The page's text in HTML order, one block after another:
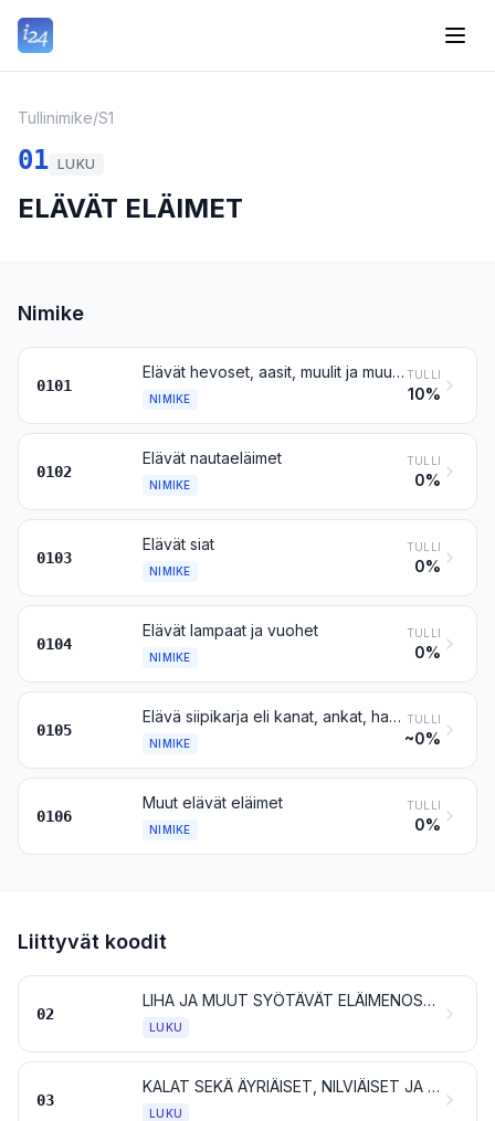
Tullinimike/S1
01 LUKU
ELÄVÄT ELÄIMET
Nimike
0101
Elävät hevoset, aasit, muulit ja muuliaasit
NIMIKE
TULLI
10%
0102
Elävät nautaeläimet
NIMIKE
TULLI
0%
0103
Elävät siat
NIMIKE
TULLI
0%
0104
Elävät lampaat ja vuohet
NIMIKE
TULLI
0%
0105
Elävä siipikarja eli kanat, ankat, hanhet, kalkkunat ja helmikanat
NIMIKE
TULLI
~0%
0106
Muut elävät eläimet
NIMIKE
TULLI
0%
Liittyvät koodit
02
LIHA JA MUUT SYÖTÄVÄT ELÄIMENOSAT
LUKU
03
KALAT SEKÄ ÄYRIÄISET, NILVIÄISET JA MUUT VEDESSÄ ELÄVÄT SELKÄRANGATTOMAT
LUKU